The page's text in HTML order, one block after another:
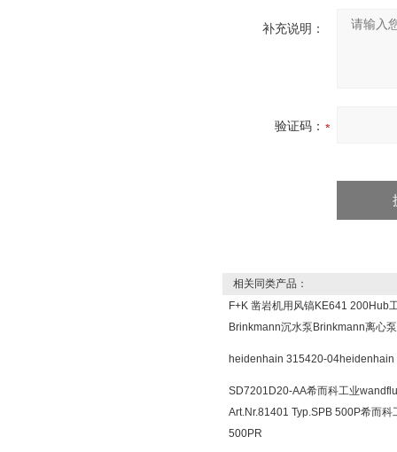
补充说明：
验证码：
相关同类产品：
F+K 凿岩机用风镐KE641 200Hub
Brinkmann沉水泵Brinkmann离心
heidenhain 315420-04heidenhain
SD7201D20-AA希而科工业
Art.Nr.81401 Typ.SPB 500P希而
500PR